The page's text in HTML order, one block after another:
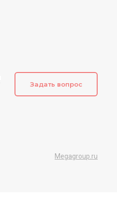
Задать вопрос
Megagroup.ru